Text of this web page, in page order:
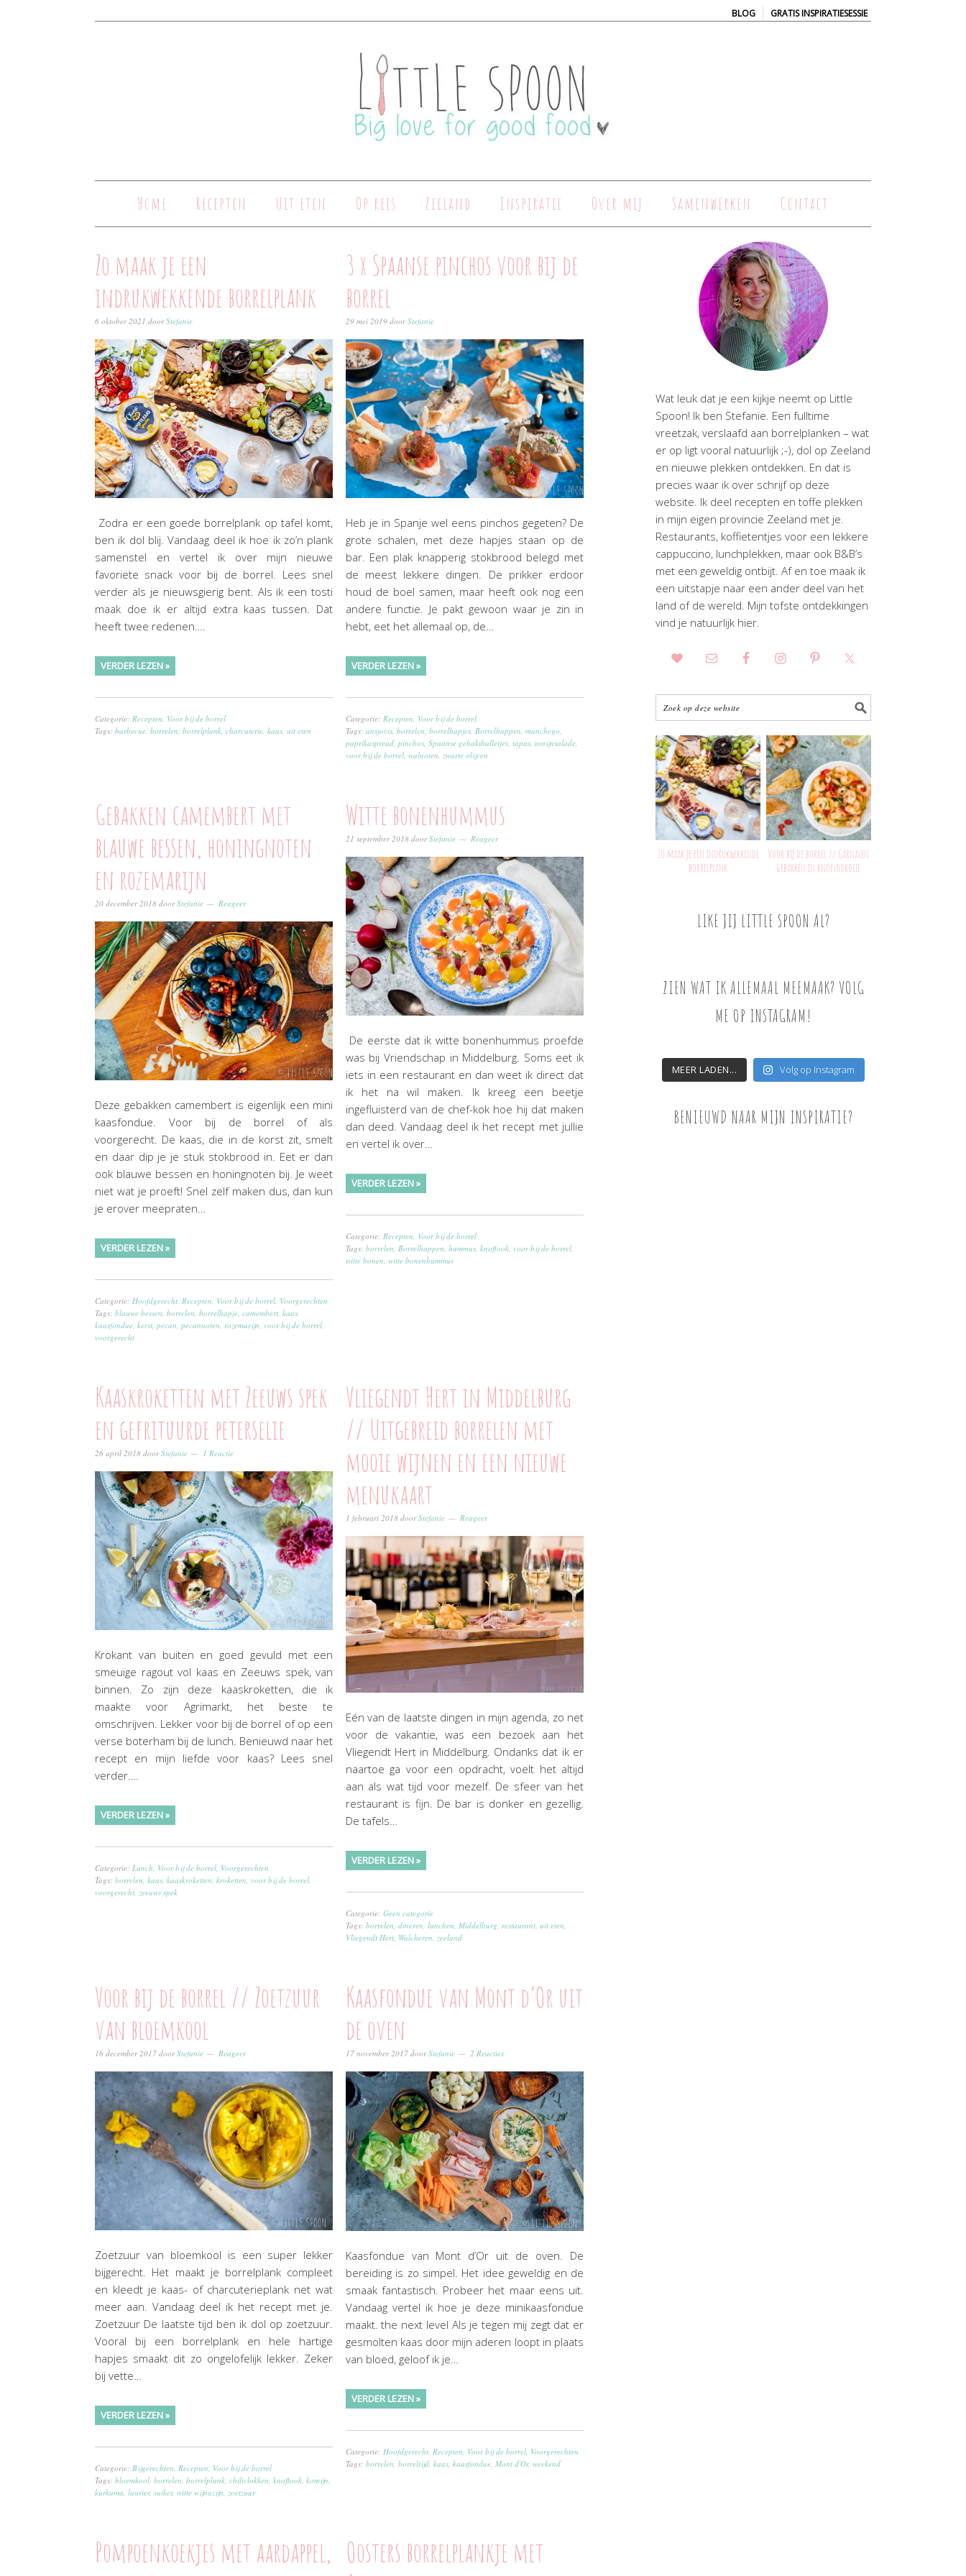
BLOG | GRATIS INSPIRATIESESSIE
Home Recepten Uit eten Op reis Zeeland Inspiratie Over mij Samenwerken Contact
Zo maak je een
indrukwekkende borrelplank
6 oktober 2021 doorStefanie
Zodra er een goede borrelplank op tafel komt,
ben ik dol blij. Vandaag deel ik hoe ik zo’n plank
samenstel en vertel ik over mijn nieuwe
favoriete snack voor bij de borrel. Lees snel
verder als je nieuwsgierig bent. Als ik een tosti
maak doe ik er altijd extra kaas tussen. Dat
heeft twee redenen….
VERDER LEZEN »
Categorie: Recepten Voor bij de borrel
Tags: barbecue borrelen borrelplank charcuterie kaas uit eten
3 x Spaanse pinchos voor bij de
borrel
29 mei 2019doorStefanie
Heb je in Spanje wel eens pinchos gegeten? De
grote schalen, met deze hapjes staan op de
bar. Een plak knapperig stokbrood belegd met
de meest lekkere dingen. De prikker erdoor
houd de boel samen, maar heeft ook nog een
andere functie. Je pakt gewoon waar je zin in
hebt, eet het allemaal op, de…
VERDER LEZEN »
Categorie: Recepten Voor bij de borrel
Tags: ansjovis, borrelen borrelhapjes, Borrelhappen manchego
paprikaspread, pinchos, Spaanse gehaktballetjes, tapas, tonijnsalade,
voor bij de borrel, walnoten zwarte olijven
Gebakken camembert met
blauwe bessen, honingnoten
en rozemarijn
20 december 2018 doorStefanie Reageer
Deze gebakken camembert is eigenlijk een mini
kaasfondue. Voor bij de borrel of als
voorgerecht. De kaas, die in de korst zit, smelt
en daar dip je je stuk stokbrood in. Eet er dan
ook blauwe bessen en honingnoten bij. Je weet
niet wat je proeft! Snel zelf maken dus, dan kun
je erover meepraten…
VERDER LEZEN »
Categorie: Hoofdgerecht Recepten Voor bij de borrel Voorgerechten
Tags: blauwe bessen borrelen borrelhapje camembert kaas
kaasfondue kerst pecan pecannoten rozemarijn voor bij de borrel
voorgerecht
Witte bonenhummus
21 september 2018doorStefanie Reageer
De eerste dat ik witte bonenhummus proefde
was bij Vriendschap in Middelburg. Soms eet ik
iets in een restaurant en dan weet ik direct dat
ik het na wil maken. Ik kreeg een beetje
ingefluisterd van de chef-kok hoe hij dat maken
dan deed. Vandaag deel ik het recept met jullie
en vertel ik over…
VERDER LEZEN »
Categorie: Recepten Voor bij de borrel
Tags: borrelen Borrelhappen hummus, knoflook, voor bij de borrel,
witte bonen witte bonenhummus
Kaaskroketten met Zeeuws spek
en gefrituurde peterselie
26 april 2018 doorStefanie 1 Reactie
Krokant van buiten en goed gevuld met een
smeuïge ragout vol kaas en Zeeuws spek, van
binnen. Zo zijn deze kaaskroketten, die ik
maakte voor Agrimarkt, het beste te
omschrijven. Lekker voor bij de borrel of op een
verse boterham bij de lunch. Benieuwd naar het
recept en mijn liefde voor kaas? Lees snel
verder….
VERDER LEZEN »
Categorie: Lunch Voor bij de borrel Voorgerechten
Tags: borrelen kaas kaaskroketten kroketten voor bij de borrel
voorgerecht zeeuws spek
Vliegendt Hert in Middelburg
// Uitgebreid borrelen met
mooie wijnen en een nieuwe
menukaart
1 februari 2018doorStefanie Reageer
Eén van de laatste dingen in mijn agenda, zo net
voor de vakantie, was een bezoek aan het
Vliegendt Hert in Middelburg. Ondanks dat ik er
naartoe ga voor een opdracht, voelt het altijd
aan als wat tijd voor mezelf. De sfeer van het
restaurant is fijn. De bar is donker en gezellig.
De tafels…
VERDER LEZEN »
Categorie: Geen categorie
Tags: borrelen, dineren, lunchen, Middelburg, restaurant, uit eten,
Vliegendt Hert, Walcheren, zeeland
Voor bij de borrel // Zoetzuur
van bloemkool
16 december 2017 doorStefanie Reageer
Zoetzuur van bloemkool is een super lekker
bijgerecht. Het maakt je borrelplank compleet
en kleedt je kaas- of charcuterieplank net wat
meer aan. Vandaag deel ik het recept met je.
Zoetzuur De laatste tijd ben ik dol op zoetzuur.
Vooral bij een borrelplank en hele hartige
hapjes smaakt dit zo ongelofelijk lekker. Zeker
bij vette…
VERDER LEZEN »
Categorie: Bijgerechten, Recepten, Voor bij de borrel
Tags: bloemkool, borrelen, borrelplank, chilivlokken, knoflook, komijn,
kurkuma, laurier, suiker, witte wijnazijn, zoetzuur
Kaasfondue van Mont d’Or uit
de oven
17 november 2017doorStefanie 2 Reacties
Kaasfondue van Mont d’Or uit de oven. De
bereiding is zo simpel. Het idee geweldig en de
smaak fantastisch. Probeer het maar eens uit.
Vandaag vertel ik hoe je deze minikaasfondue
maakt. the next level Als je tegen mij zegt dat er
gesmolten kaas door mijn aderen loopt in plaats
van bloed, geloof ik je…
VERDER LEZEN »
Categorie: Hoofdgerecht, Recepten Voor bij de borrel, Voorgerechten
Tags: borrelen borreltijd, kaas, kaasfondue, Mont d'Or, weekend
Pompoenkoekjes met aardappel, Oosters borrelplankje met
Wat leuk dat je een kijkje neemt op Little
Spoon! Ik ben Stefanie. Een fulltime
vreetzak, verslaafd aan borrelplanken – wat
er op ligt vooral natuurlijk ;-), dol op Zeeland
en nieuwe plekken ontdekken. En dat is
precies waar ik over schrijf op deze
website. Ik deel recepten en toffe plekken
in mijn eigen provincie Zeeland met je.
Restaurants, koffietentjes voor een lekkere
cappuccino, lunchplekken, maar ook B&B’s
met een geweldig ontbijt. Af en toe maak ik
een uitstapje naar een ander deel van het
land of de wereld. Mijn tofste ontdekkingen
vind je natuurlijk hier.
Zo maak je een indrukwekkende
borrelplank
Voor bij de borrel // Garnalen
gebakken in knoflookolie
LIKE JIJ LITTLE SPOON AL?
ZIEN WAT IK ALLEMAAL MEEMAAK? VOLG
ME OP INSTAGRAM!
MEER LADEN... Volg op Instagram
BENIEUWD NAAR MIJN INSPIRATIE?